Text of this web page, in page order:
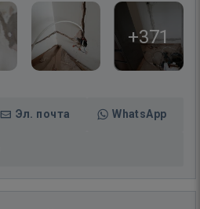
+371
Эл. почта WhatsApp